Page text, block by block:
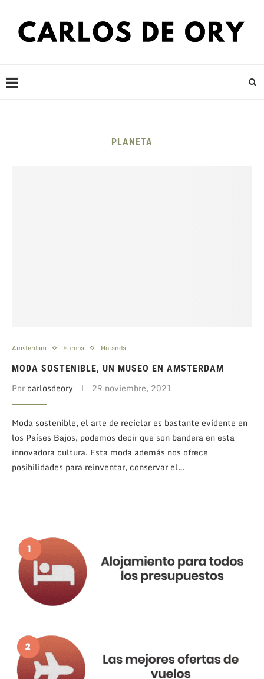
PLANETA
Amsterdam Europa Holanda
MODA SOSTENIBLE, UN MUSEO EN AMSTERDAM
Por carlosdeory 29 noviembre, 2021
Moda sostenible, el arte de reciclar es bastante evidente en
los Países Bajos, podemos decir que son bandera en esta
innovadora cultura. Esta moda además nos ofrece
posibilidades para reinventar, conservar el…